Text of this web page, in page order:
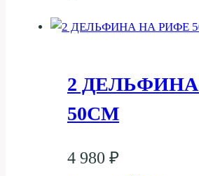
2
50СМ
4 980 ₽